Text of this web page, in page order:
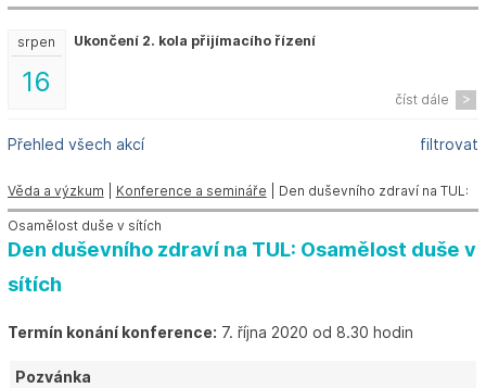
16
srpen Ukončení 2. kola přijímacího řízení
číst dále
Přehled všech akcí filtrovat
Věda a výzkum Konference a semináře | Den duševního zdraví na TUL:
Osamělost duše v sítích
Den duševního zdraví na TUL: Osamělost duše v
sítích
Termín konání konference: 7. října 2020 od 8.30 hodin
Pozvánka